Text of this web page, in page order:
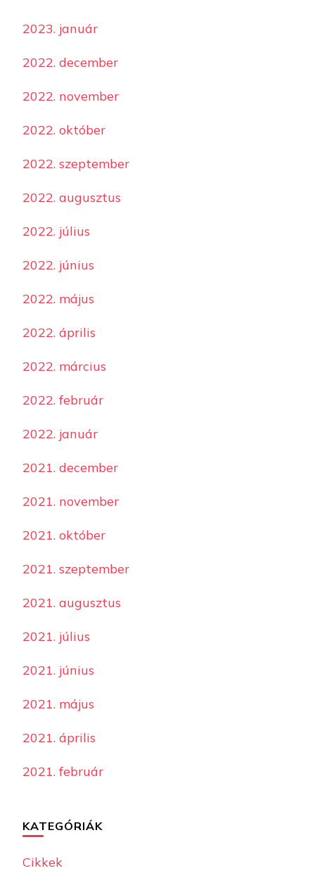
2023. január
2022. december
2022. november
2022. október
2022. szeptember
2022. augusztus
2022. július
2022. június
2022. május
2022. április
2022. március
2022. február
2022. január
2021. december
2021. november
2021. október
2021. szeptember
2021. augusztus
2021. július
2021. június
2021. május
2021. április
2021. február
KATEGÓRIÁK
Cikkek